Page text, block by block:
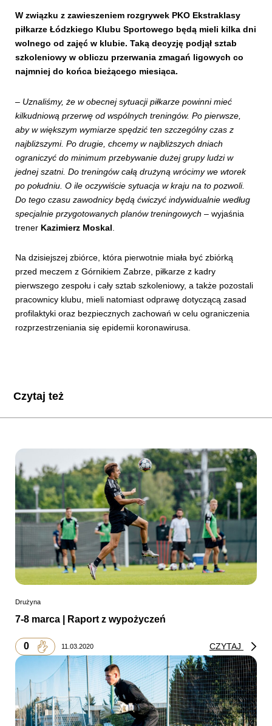
W związku z zawieszeniem rozgrywek PKO Ekstraklasy
piłkarze Łódzkiego Klubu Sportowego będą mieli kilka dni
wolnego od zajęć w klubie. Taką decyzję podjął sztab
szkoleniowy w obliczu przerwania zmagań ligowych co
najmniej do końca bieżącego miesiąca.
– Uznaliśmy, że w obecnej sytuacji piłkarze powinni mieć
kilkudniową przerwę od wspólnych treningów. Po pierwsze,
aby w większym wymiarze spędzić ten szczególny czas z
najbliższymi. Po drugie, chcemy w najbliższych dniach
ograniczyć do minimum przebywanie dużej grupy ludzi w
jednej szatni. Do treningów całą drużyną wrócimy we wtorek
po południu. O ile oczywiście sytuacja w kraju na to pozwoli.
Do tego czasu zawodnicy będą ćwiczyć indywidualnie według
specjalnie przygotowanych planów treningowych – wyjaśnia
trener Kazimierz Moskal
Na dzisiejszej zbiórce, która pierwotnie miała być zbiórką
przed meczem z Górnikiem Zabrze, piłkarze z kadry
pierwszego zespołu i cały sztab szkoleniowy, a także pozostali
pracownicy klubu, mieli natomiast odprawę dotyczącą zasad
profilaktyki oraz bezpiecznych zachowań w celu ograniczenia
rozprzestrzeniania się epidemii koronawirusa.
Czytaj też
Drużyna
7-8 marca | Raport z wypożyczeń
0 11.03.2020 CZYTAJ